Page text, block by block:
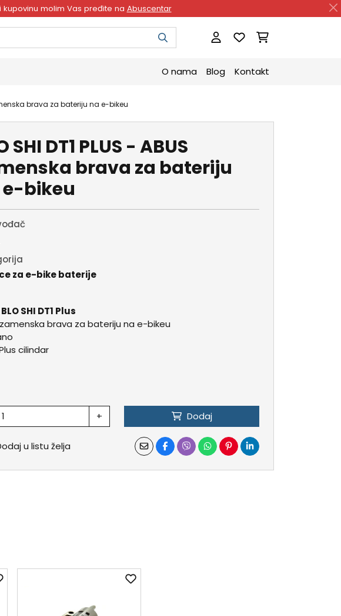
molim Vas pređite na Abuscentar
O nama Blog Kontakt
brava za bateriju na e-bikeu
SHI DT1 PLUS - ABUS
brava za bateriju
e-bikeu
za e-bike baterije
SHI DT1 Plus
zamenska brava za bateriju na e-bikeu
cilindar
+ Dodaj
u listu želja